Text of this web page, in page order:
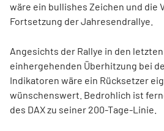
wäre ein bullishes Zeichen und die
Fortsetzung der Jahresendrallye.
Angesichts der Rallye in den
einhergehenden Überhitzung bei
Indikatoren wäre ein Rücksetzer
wünschenswert. Bedrohlich ist
des DAX zu seiner 200-Tage-Linie.